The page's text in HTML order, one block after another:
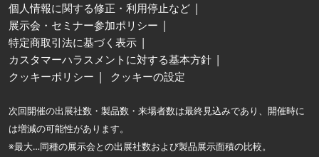
個人情報に関する修正・利用停止など
展示会・セミナー参加ポリシー
特定商取引法に基づく表示
カスタマーハラスメントに対する基本方針
クッキーポリシー
クッキーの設定
次回開催の出展社数・製品数・来場者数は最終見込みであり、開催時に
は増減の可能性があります。
※最大…同種の展示会との出展社数および製品展示面積の比較。